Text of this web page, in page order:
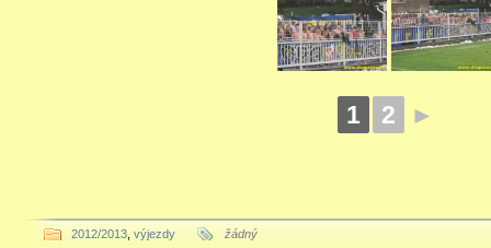
1 2 ►
2012/2013 výjezdy žádný